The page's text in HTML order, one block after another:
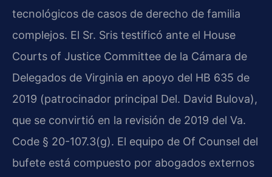
tecnológicos de casos de derecho de familia
complejos. El Sr. Sris testificó ante el House
Courts of Justice Committee de la Cámara de
Delegados de Virginia en apoyo del HB 635 de
2019 (patrocinador principal Del. David Bulova),
que se convirtió en la revisión de 2019 del Va.
Code § 20-107.3(g). El equipo de Of Counsel del
bufete está compuesto por abogados externos